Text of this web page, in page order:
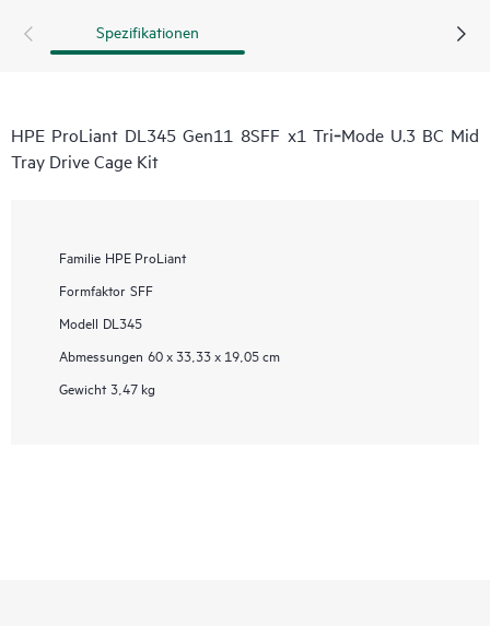
Spezifikationen
HPE ProLiant DL345 Gen11 8SFF x1 Tri‑Mode U.3 BC Mid
Tray Drive Cage Kit
Familie HPE ProLiant
Formfaktor SFF
Modell DL345
Abmessungen 60 x 33,33 x 19,05 cm
Gewicht 3,47 kg